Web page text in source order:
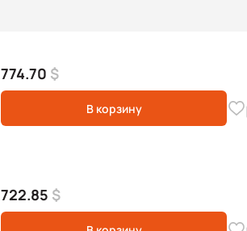
774.70 $
В корзину
722.85 $